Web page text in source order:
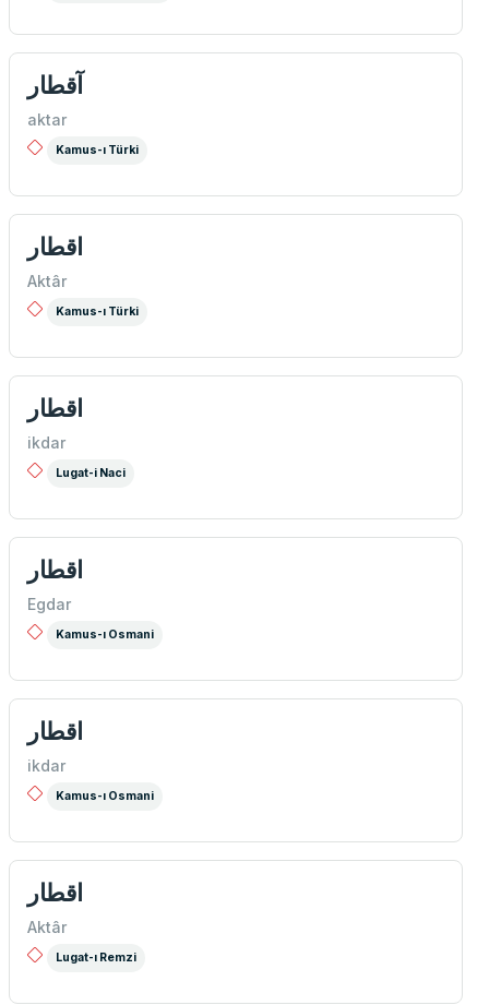
آقطار
aktar
Kamus-ı Türki
اقطار
Aktâr
Kamus-ı Türki
اقطار
ikdar
Lugat-i Naci
اقطار
Egdar
Kamus-ı Osmani
اقطار
ikdar
Kamus-ı Osmani
اقطار
Aktâr
Lugat-ı Remzi